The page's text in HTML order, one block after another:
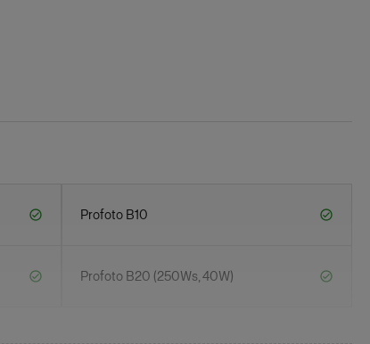
Profoto B10
Profoto B20 (250Ws, 40W)